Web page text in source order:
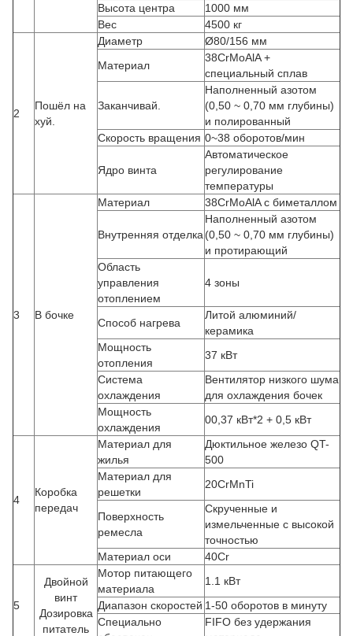
Высота центра
1000 мм
Вес
4500 кг
2
Пошёл на
хуй.
Диаметр
Ø80/156 мм
Материал
38CrMoAlA +
специальный сплав
Заканчивай.
Наполненный азотом
(0,50 ~ 0,70 мм глубины)
и полированный
Скорость вращения 0~38 оборотов/мин
Ядро винта
Автоматическое
регулирование
температуры
3 В бочке
Материал 38CrMoAlA с биметаллом
Внутренняя отделка
Наполненный азотом
(0,50 ~ 0,70 мм глубины)
и протирающий
Область
управления
отоплением
4 зоны
Способ нагрева
Литой алюминий/
керамика
Мощность
отопления
37 кВт
Система
охлаждения
Вентилятор низкого шума
для охлаждения бочек
Мощность
охлаждения
00,37 кВт*2 + 0,5 кВт
4
Коробка
передач
Материал для
жилья
Дюктильное железо QT-
500
Материал для
решетки
20CrMnTi
Поверхность
ремесла
Скрученные и
измельченные с высокой
точностью
Материал оси
40Cr
5
Двойной
винт
Дозировка
питатель
Мотор питающего
материала
1.1 кВт
Диапазон скоростей 1-50 оборотов в минуту
Специально
FIFO без удержания